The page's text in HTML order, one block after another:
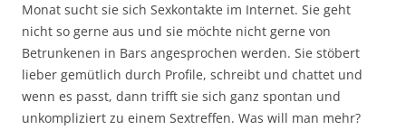
Monat sucht sie sich Sexkontakte im Internet. Sie geht
nicht so gerne aus und sie möchte nicht gerne von
Betrunkenen in Bars angesprochen werden. Sie stöbert
lieber gemütlich durch Profile, schreibt und chattet und
wenn es passt, dann trifft sie sich ganz spontan und
unkompliziert zu einem Sextreffen. Was will man mehr?